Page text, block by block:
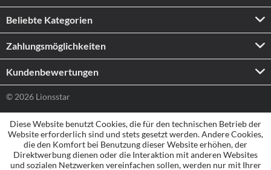
Beliebte Kategorien
Zahlungs­möglichkeiten
Kundenbewertungen
© 2026 Lionsstar
Diese Website benutzt Cookies, die für den technischen Betrieb der
Website erforderlich sind und stets gesetzt werden. Andere Cookies,
die den Komfort bei Benutzung dieser Website erhöhen, der
Direktwerbung dienen oder die Interaktion mit anderen Websites
und sozialen Netzwerken vereinfachen sollen, werden nur mit Ihrer